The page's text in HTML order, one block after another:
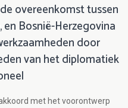
overeenkomst tussen
en Bosnië-Herzegovina
door
van het diplomatiek
met het voorontwerp